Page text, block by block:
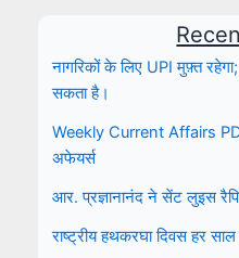
नागरिकों के लिए UPI मुफ़्त
सकता है।
Weekly Current Affairs
अफेयर्स
आर. प्रज्ञानानंद ने सेंट लुइस
राष्ट्रीय हथकरघा दिवस हर